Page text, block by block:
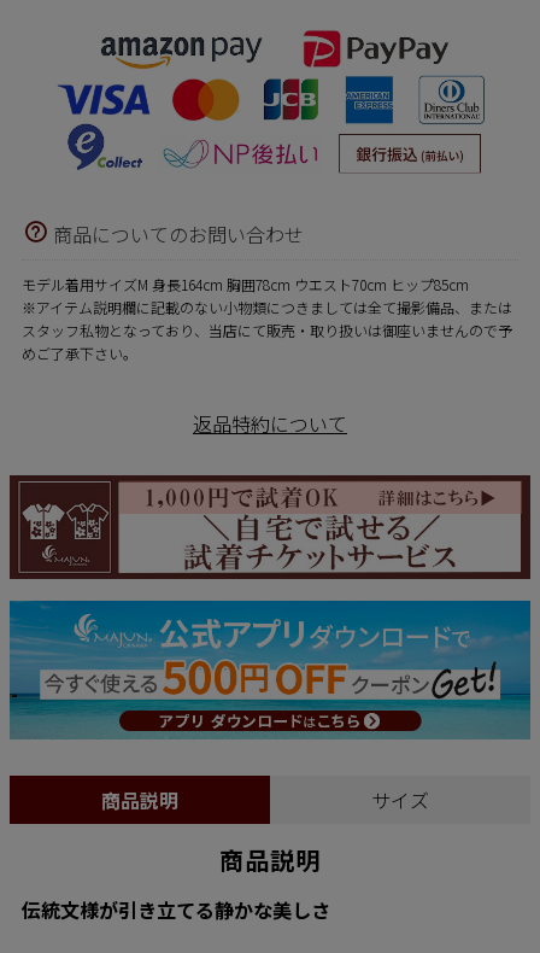
商品についてのお問い合わせ
モデル着用サイズM 身長164cm 胸囲78cm ウエスト70cm ヒップ85cm
※アイテム説明欄に記載のない小物類につきましては全て撮影備品、または
スタッフ私物となっており、当店にて販売・取り扱いは御座いませんので予
めご了承下さい。
返品特約について
商品説明 サイズ
商品説明
伝統文様が引き立てる静かな美しさ